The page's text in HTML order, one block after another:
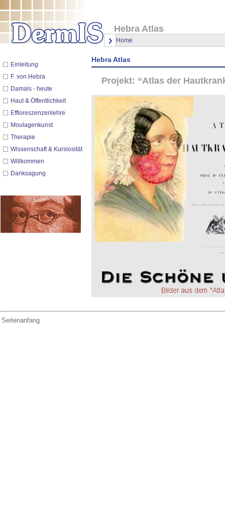
Hebra Atlas
Home
Einleitung
F. von Hebra
Damals - heute
Haut & Öffentlichkeit
Effloreszenzenlehre
Moulagenkunst
Therapie
Wissenschaft & Kursiosität
Willkommen
Danksagung
Hebra Atlas
Projekt: “Atlas der